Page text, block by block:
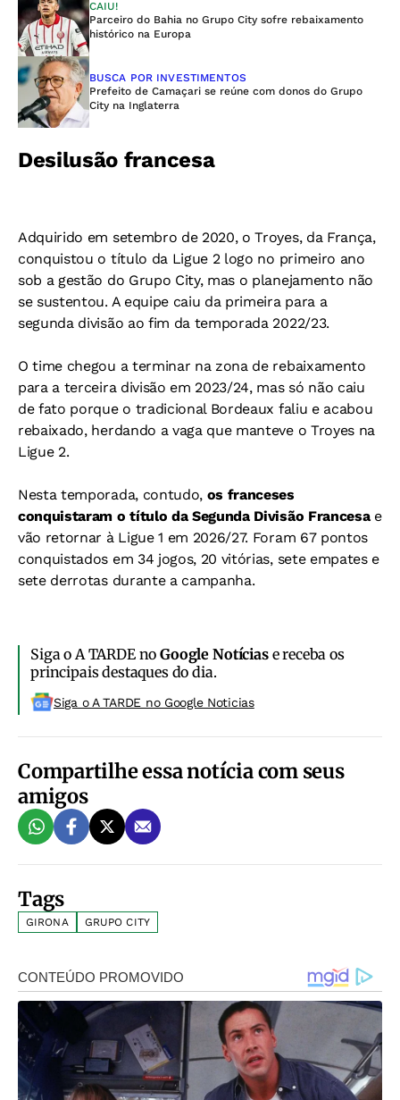
CAIU!
Parceiro do Bahia no Grupo City sofre rebaixamento
histórico na Europa
BUSCA POR INVESTIMENTOS
Prefeito de Camaçari se reúne com donos do Grupo
City na Inglaterra
Desilusão francesa
Adquirido em setembro de 2020, o Troyes, da França,
conquistou o título da Ligue 2 logo no primeiro ano
sob a gestão do Grupo City, mas o planejamento não
se sustentou. A equipe caiu da primeira para a
segunda divisão ao fim da temporada 2022/23.
O time chegou a terminar na zona de rebaixamento
para a terceira divisão em 2023/24, mas só não caiu
de fato porque o tradicional Bordeaux faliu e acabou
rebaixado, herdando a vaga que manteve o Troyes na
Ligue 2.
Nesta temporada, contudo, os franceses
conquistaram o título da Segunda Divisão Francesae
vão retornar à Ligue 1 em 2026/27. Foram 67 pontos
conquistados em 34 jogos, 20 vitórias, sete empates e
sete derrotas durante a campanha.
Siga o A TARDE noGoogle Notíciase receba os
principais destaques do dia.
Siga o A TARDE no Google Noticias
Compartilhe essa notícia com seus
amigos
Tags
GIRONA GRUPO CITY